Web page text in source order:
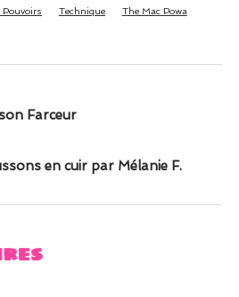
Pouvoirs Technique The Mac Powa
Farceur
en cuir par Mélanie F.